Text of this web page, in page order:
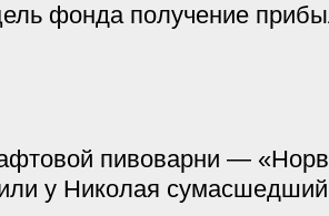
фонда получение
пивоварни —
у Николая